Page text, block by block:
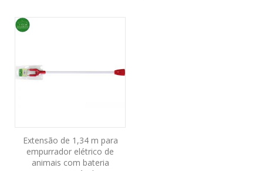
Extensão de 1,34 m para
empurrador elétrico de
animais com bateria